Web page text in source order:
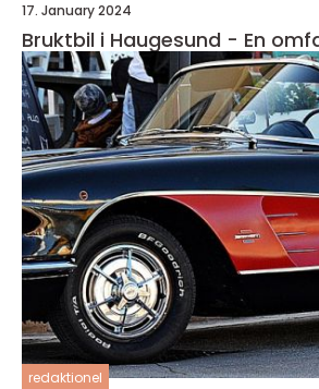
17. January 2024
Bruktbil i Haugesund - En
redaktionel